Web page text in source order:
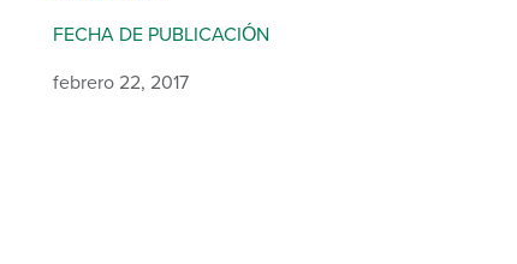
FECHA DE PUBLICACIÓN
febrero 22, 2017